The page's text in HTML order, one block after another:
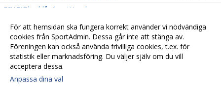
FCH F17 lag blå silver i Hesslecupen
Nilla Fors på landslagsläger 2016-10-31 10:41
F02 vann Asarum Höstcup 2015-10-16 06:34
Synka kalender 2015-03-02 21:51
För att hemsidan ska fungera korrekt använder vi nödvändiga
cookies från SportAdmin. Dessa går inte att stänga av.
Föreningen kan också använda frivilliga cookies, t.ex. för
statistik eller marknadsföring. Du väljer själv om du vill
acceptera dessa.
Anpassa dina val